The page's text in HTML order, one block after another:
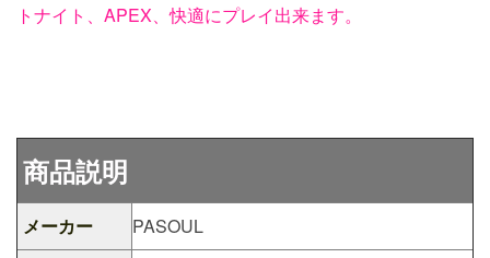
トナイト、APEX、快適にプレイ出来ます。
商品説明
メーカー
PASOUL